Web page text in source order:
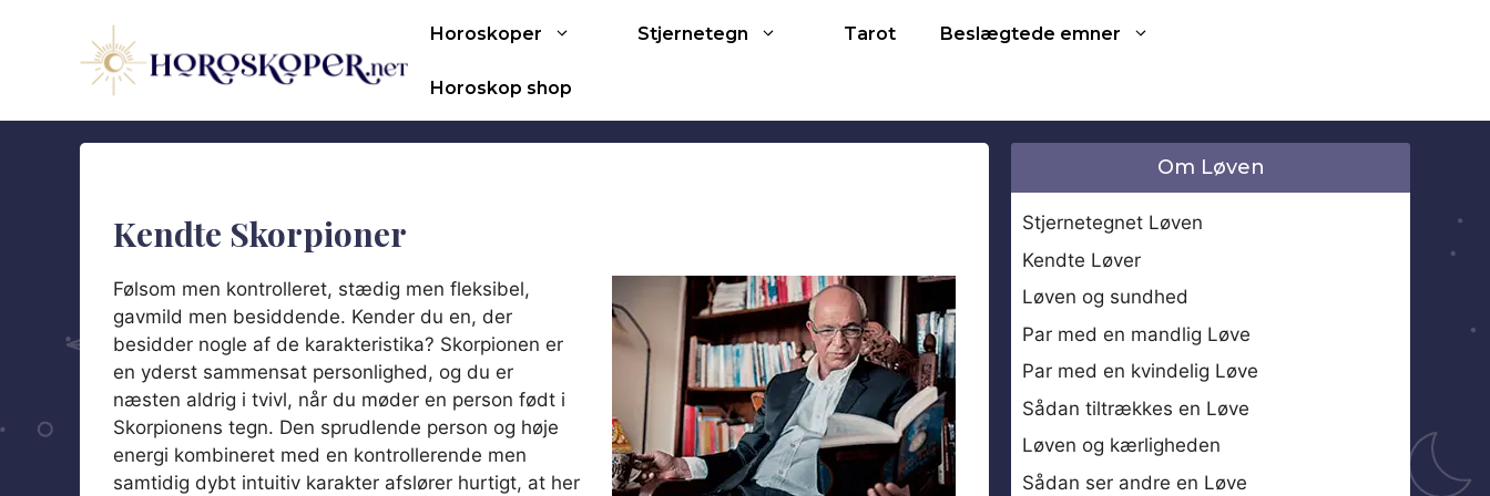
Horoskoper Stjernetegn Tarot Beslægtede emner
Horoskop shop
Kendte Skorpioner
Følsom men kontrolleret, stædig men fleksibel,
gavmild men besiddende. Kender du en, der
besidder nogle af de karakteristika? Skorpionen er
en yderst sammensat personlighed, og du er
næsten aldrig i tvivl, når du møder en person født i
Skorpionens tegn. Den sprudlende person og høje
energi kombineret med en kontrollerende men
samtidig dybt intuitiv karakter afslører hurtigt, at her
Om Løven
Stjernetegnet Løven
Kendte Løver
Løven og sundhed
Par med en mandlig Løve
Par med en kvindelig Løve
Sådan tiltrækkes en Løve
Løven og kærligheden
Sådan ser andre en Løve